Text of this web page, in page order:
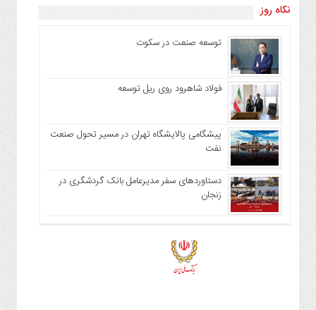
نگاه روز
توسعه صنعت در سکوت
فولاد شاهرود روی ریل توسعه
پیشگامی پالایشگاه تهران در مسیر تحول صنعت
نفت
دستاوردهای سفر مدیرعامل بانک گردشگری در
زنجان